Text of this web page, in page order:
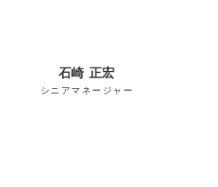
石崎 正宏
シニアマネージャー